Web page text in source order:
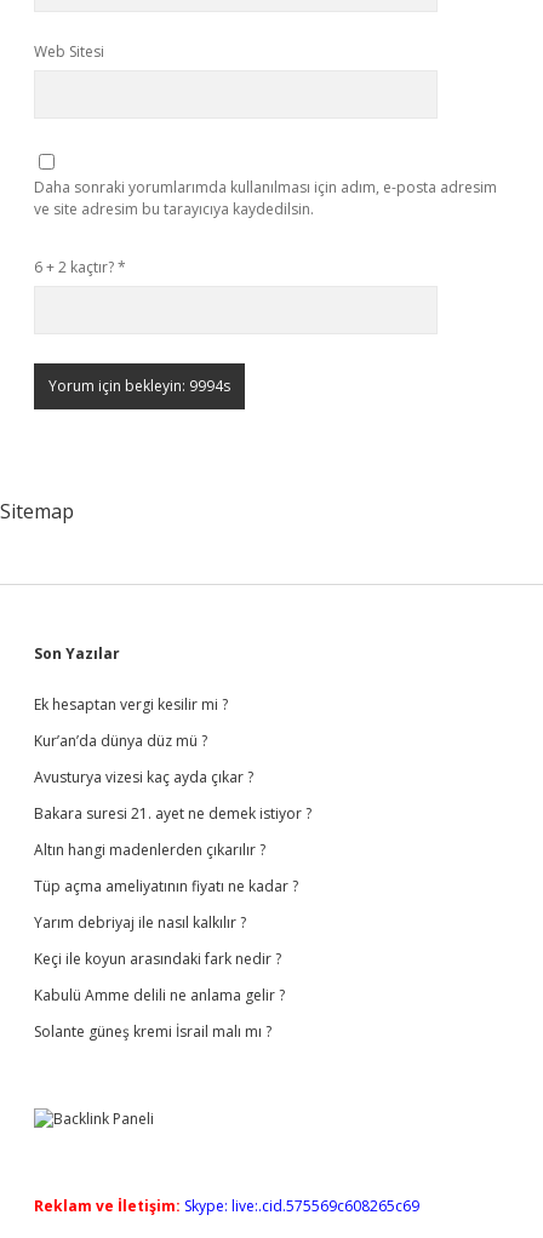
Web Sitesi
Daha sonraki yorumlarımda kullanılması için adım, e-posta adresim
ve site adresim bu tarayıcıya kaydedilsin.
6 + 2 kaçtır?*
Sitemap
Sidebar
Son Yazılar
Ek hesaptan vergi kesilir mi ?
Kur’an’da dünya düz mü ?
Avusturya vizesi kaç ayda çıkar ?
Bakara suresi 21. ayet ne demek istiyor ?
Altın hangi madenlerden çıkarılır ?
Tüp açma ameliyatının fiyatı ne kadar ?
Yarım debriyaj ile nasıl kalkılır ?
Keçi ile koyun arasındaki fark nedir ?
Kabulü Amme delili ne anlama gelir ?
Solante güneş kremi İsrail malı mı ?
Reklam ve İletişim: Skype: live:.cid.575569c608265c69